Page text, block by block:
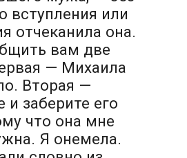
вступления или
отчеканила она.
вам две
— Михаила
Вторая —
и заберите его
что она мне
Я онемела.